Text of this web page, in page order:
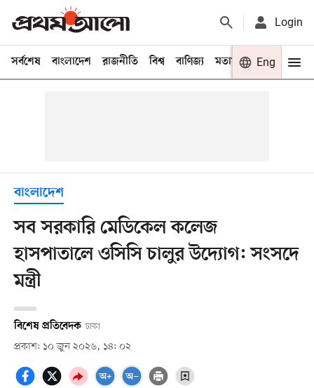
Login
সর্বশেষ বাংলাদেশ রাজনীতি বিশ্ব বাণিজ্য মতামত খেলা
Eng
বাংলাদেশ
সব সরকারি মেডিকেল কলেজ
হাসপাতালে ওসিসি চালুর উদ্যোগ: সংসদে
মন্ত্রী
বিশেষ প্রতিবেদক ঢাকা
প্রকাশ: ১০ জুন ২০২৬, ১৪: ০২